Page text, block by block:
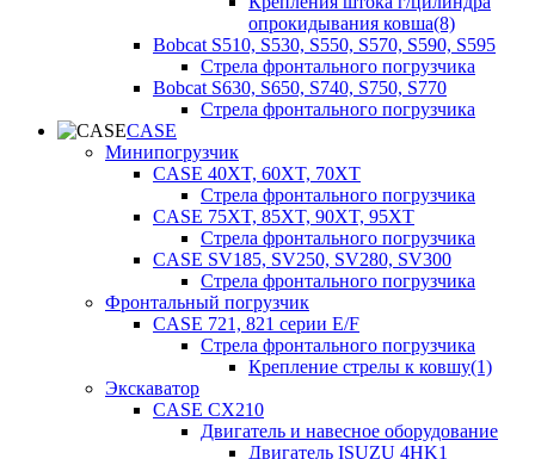
опрокидывания ковша(8)
Bobcat S510, S530, S550, S570, S590, S595
Стрела фронтального погрузчика
Bobcat S630, S650, S740, S750, S770
Стрела фронтального погрузчика
CASE
Минипогрузчик
CASE 40XT, 60XT, 70XT
Стрела фронтального погрузчика
CASE 75XT, 85XT, 90XT, 95XT
Стрела фронтального погрузчика
CASE SV185, SV250, SV280, SV300
Стрела фронтального погрузчика
Фронтальный погрузчик
CASE 721, 821 серии E/F
Стрела фронтального погрузчика
Крепление стрелы к ковшу(1)
Экскаватор
CASE CX210
Двигатель и навесное оборудование
Двигатель ISUZU 4HK1